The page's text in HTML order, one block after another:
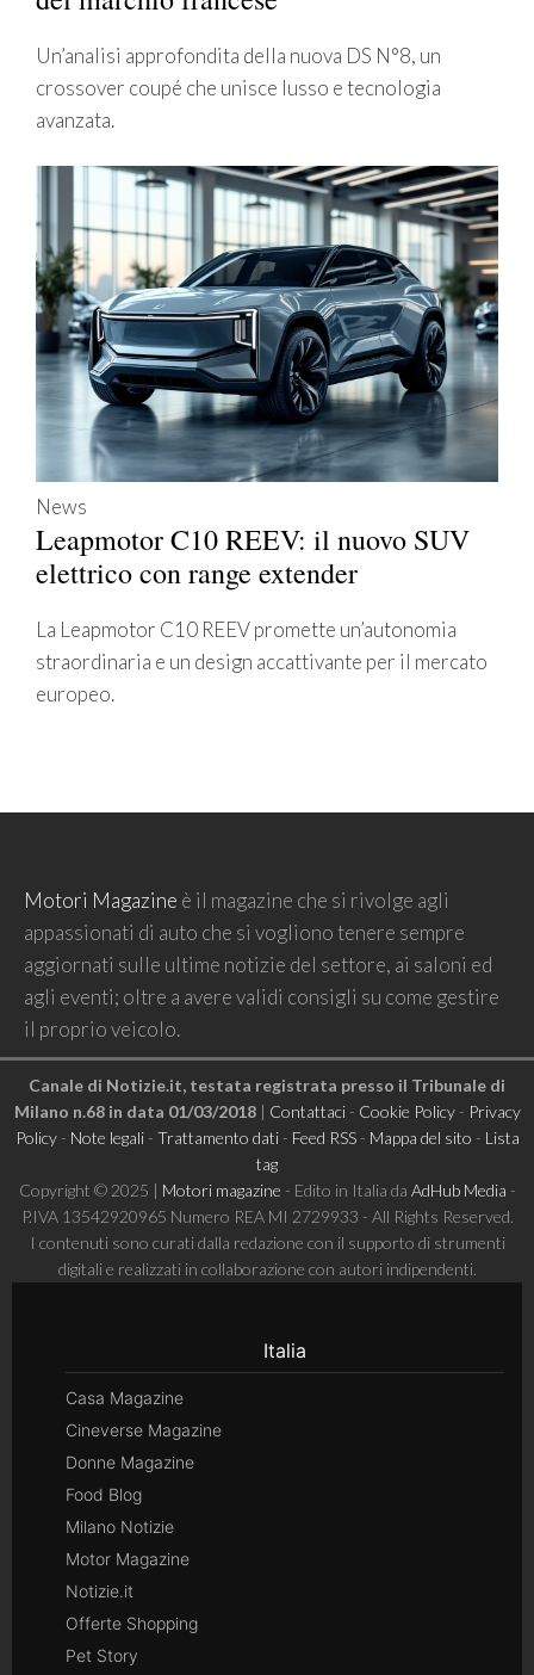
Un’analisi approfondita della nuova DS N°8, un
crossover coupé che unisce lusso e tecnologia
avanzata.
News
Leapmotor C10 REEV: il nuovo SUV
elettrico con range extender
La Leapmotor C10 REEV promette un’autonomia
straordinaria e un design accattivante per il mercato
europeo.
Motori Magazine è il magazine che si rivolge agli
appassionati di auto che si vogliono tenere sempre
aggiornati sulle ultime notizie del settore, ai saloni ed
agli eventi; oltre a avere validi consigli su come gestire
il proprio veicolo.
Canale di Notizie.it, testata registrata presso il Tribunale di
Milano n.68 in data 01/03/2018| Contattaci- Cookie Policy- Privacy
Policy- Note legali- Trattamento dati- Feed RSS- Mappa del sito - Lista
tag
Copyright © 2025 | Motori magazine - Edito in Italia da AdHub Media -
P.IVA 13542920965 Numero REA MI 2729933 - All Rights Reserved.
I contenuti sono curati dalla redazione con il supporto di strumenti
digitali e realizzati in collaborazione con autori indipendenti.
Italia
Casa Magazine
Cineverse Magazine
Donne Magazine
Food Blog
Milano Notizie
Motor Magazine
Notizie.it
Offerte Shopping
Pet Story